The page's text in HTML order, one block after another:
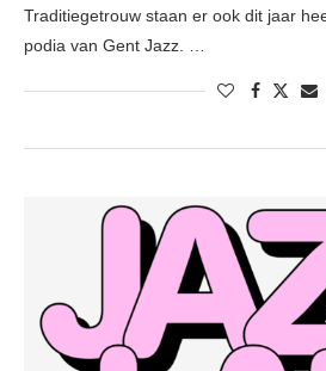
Traditiegetrouw staan er ook dit jaar
podia van Gent Jazz. …